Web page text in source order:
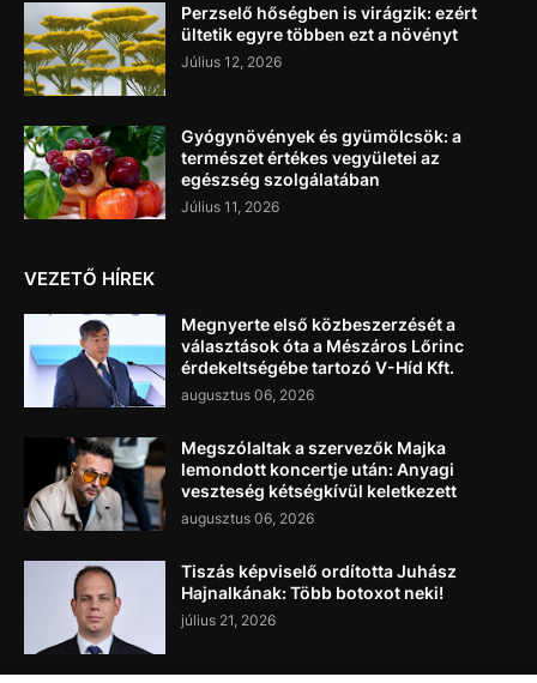
Perzselő hőségben is virágzik: ezért
ültetik egyre többen ezt a növényt
Július 12, 2026
Gyógynövények és gyümölcsök: a
természet értékes vegyületei az
egészség szolgálatában
Július 11, 2026
VEZETŐ HÍREK
Megnyerte első közbeszerzését a
választások óta a Mészáros Lőrinc
érdekeltségébe tartozó V-Híd Kft.
augusztus 06, 2026
Megszólaltak a szervezők Majka
lemondott koncertje után: Anyagi
veszteség kétségkívül keletkezett
augusztus 06, 2026
Tiszás képviselő ordította Juhász
Hajnalkának: Több botoxot neki!
július 21, 2026